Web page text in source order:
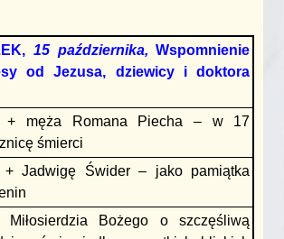
15 października,Wspomnienie
od Jezusa, dziewicy i doktora
+ męża Romana Piecha – w 17
śmierci
+ Jadwigę Świder – jako pamiątka
Miłosierdzia Bożego o szczęśliwą